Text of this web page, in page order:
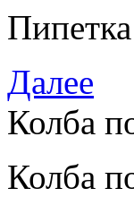
Далее
Колба
Колба